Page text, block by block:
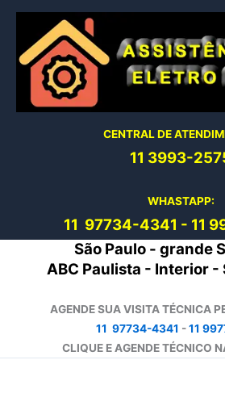
conteúdo
CENTRAL DE
11 3993-
WHASTAPP:
11 97734-4341 - 11
São Paulo - grande
ABC Paulista - Interior -
AGENDE SUA VISITA TÉCNICA
11 97734-4341 -11
CLIQUE E AGENDE TÉCNICO